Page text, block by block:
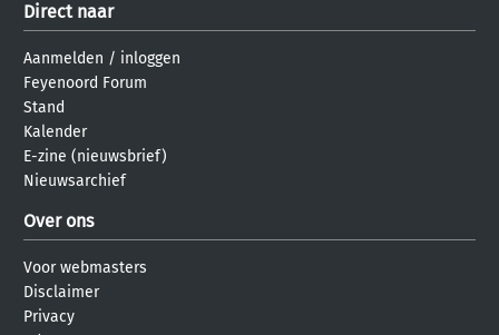
Direct naar
Aanmelden / inloggen
Feyenoord Forum
Stand
Kalender
E-zine (nieuwsbrief)
Nieuwsarchief
Over ons
Voor webmasters
Disclaimer
Privacy